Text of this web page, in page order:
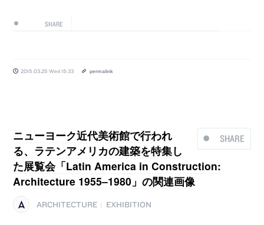
SHARE
2015.03.25 Wed 15:33 permalink
SHARE
ニューヨーク近代美術館で行われ
る、ラテンアメリカの建築を特集し
た展覧会「Latin America in Construction:
Architecture 1955–1980」の関連画像
ARCHITECTURE EXHIBITION